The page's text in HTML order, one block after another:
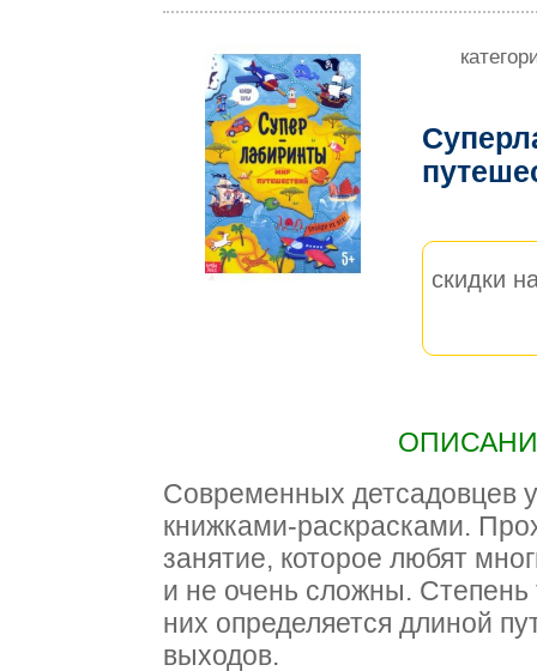
скидки
Современных детсадовцев
книжками-раскрасками.
занятие, которое любят
и не очень сложны. Степень
них определяется длиной
выходов.